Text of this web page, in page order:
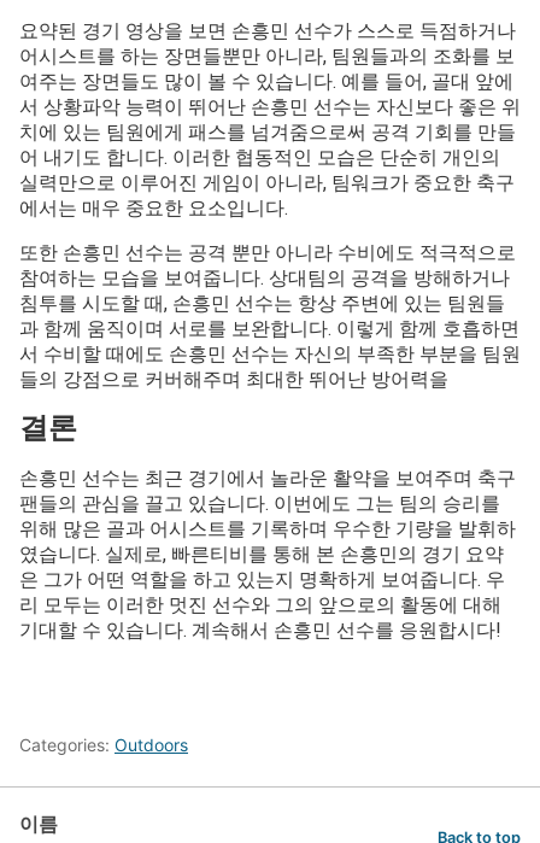
요약된 경기 영상을 보면 손흥민 선수가 스스로 득점하거나
어시스트를 하는 장면들뿐만 아니라, 팀원들과의 조화를 보
여주는 장면들도 많이 볼 수 있습니다. 예를 들어, 골대 앞에
서 상황파악 능력이 뛰어난 손흥민 선수는 자신보다 좋은 위
치에 있는 팀원에게 패스를 넘겨줌으로써 공격 기회를 만들
어 내기도 합니다. 이러한 협동적인 모습은 단순히 개인의
실력만으로 이루어진 게임이 아니라, 팀워크가 중요한 축구
에서는 매우 중요한 요소입니다.
또한 손흥민 선수는 공격 뿐만 아니라 수비에도 적극적으로
참여하는 모습을 보여줍니다. 상대팀의 공격을 방해하거나
침투를 시도할 때, 손흥민 선수는 항상 주변에 있는 팀원들
과 함께 움직이며 서로를 보완합니다. 이렇게 함께 호흡하면
서 수비할 때에도 손흥민 선수는 자신의 부족한 부분을 팀원
들의 강점으로 커버해주며 최대한 뛰어난 방어력을
결론
손흥민 선수는 최근 경기에서 놀라운 활약을 보여주며 축구
팬들의 관심을 끌고 있습니다. 이번에도 그는 팀의 승리를
위해 많은 골과 어시스트를 기록하며 우수한 기량을 발휘하
였습니다. 실제로, 빠른티비를 통해 본 손흥민의 경기 요약
은 그가 어떤 역할을 하고 있는지 명확하게 보여줍니다. 우
리 모두는 이러한 멋진 선수와 그의 앞으로의 활동에 대해
기대할 수 있습니다. 계속해서 손흥민 선수를 응원합시다!
Categories: Outdoors
이름
Back to top